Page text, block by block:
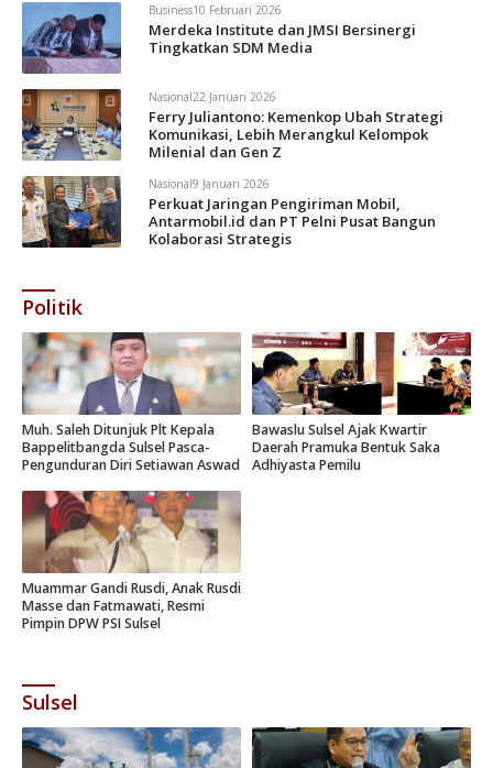
Business10 Februari 2026
Merdeka Institute dan JMSI Bersinergi
Tingkatkan SDM Media
Nasional22 Januari 2026
Ferry Juliantono: Kemenkop Ubah Strategi
Komunikasi, Lebih Merangkul Kelompok
Milenial dan Gen Z
Nasional9 Januari 2026
Perkuat Jaringan Pengiriman Mobil,
Antarmobil.id dan PT Pelni Pusat Bangun
Kolaborasi Strategis
Politik
Muh. Saleh Ditunjuk Plt Kepala
Bappelitbangda Sulsel Pasca-
Pengunduran Diri Setiawan Aswad
Bawaslu Sulsel Ajak Kwartir
Daerah Pramuka Bentuk Saka
Adhiyasta Pemilu
Muammar Gandi Rusdi, Anak Rusdi
Masse dan Fatmawati, Resmi
Pimpin DPW PSI Sulsel
Sulsel